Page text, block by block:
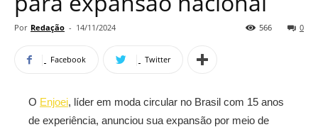
Por Redação - 14/11/2024 0
566
Facebook Twitter
O Enjoei, líder em moda circular no Brasil com 15 anos
de experiência, anunciou sua expansão por meio de